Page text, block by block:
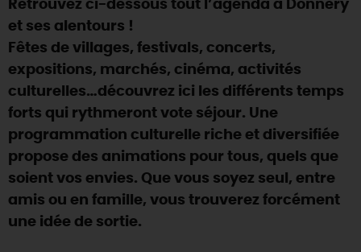
TOUTES LES ACTIVITÉS
Visitesgourmandeset créatives
Vins etvignobles
Chic,une aire de pique-nique
Par ici les guinguettes
Que rapporter du Loiret ?
La Route desMétiers d'Art
TOUT L'ART DE VIVRE
Des vacances auprès des animaux 🐎
(re)Découvrir les coulisses de la Faïencerie de
Gien !
Expérimenterles parcours Baludik 🕵️
Une saison de festivals 🎉
Rendez-vous de la nature en 2026
Des sorties en famille dans le Loiret !
Programme des animations "Loiret au fil de l'eau"
SE REPÉRER,SE DÉPLACER
INFOS &SERVICES
RÉSERVER MAINTENANT
Retrouvez ci-dessous tout l’agenda à Donnery
et ses alentours !
Fêtes de villages, festivals, concerts,
expositions, marchés, cinéma, activités
culturelles…découvrez ici les différents temps
forts qui rythmeront vote séjour. Une
programmation culturelle riche et diversifiée
propose des animations pour tous, quels que
soient vos envies. Que vous soyez seul, entre
amis ou en famille, vous trouverez forcément
une idée de sortie.